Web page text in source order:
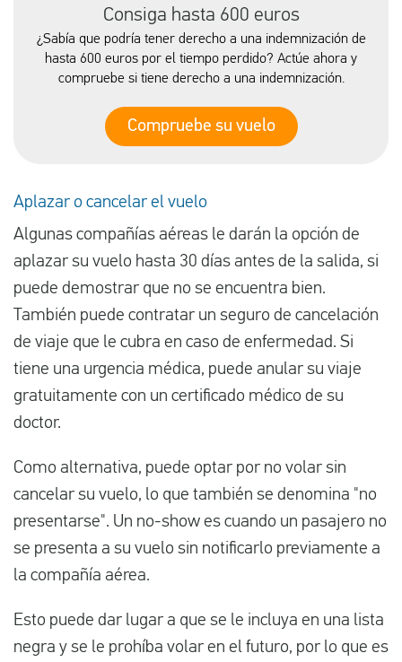
Consiga hasta 600 euros
¿Sabía que podría tener derecho a una indemnización de
hasta 600 euros por el tiempo perdido? Actúe ahora y
compruebe si tiene derecho a una indemnización.
Compruebe su vuelo
Aplazar o cancelar el vuelo
Algunas compañías aéreas le darán la opción de
aplazar su vuelo hasta 30 días antes de la salida, si
puede demostrar que no se encuentra bien.
También puede contratar un seguro de cancelación
de viaje que le cubra en caso de enfermedad. Si
tiene una urgencia médica, puede anular su viaje
gratuitamente con un certificado médico de su
doctor.
Como alternativa, puede optar por no volar sin
cancelar su vuelo, lo que también se denomina "no
presentarse". Un no-show es cuando un pasajero no
se presenta a su vuelo sin notificarlo previamente a
la compañía aérea.
Esto puede dar lugar a que se le incluya en una lista
negra y se le prohíba volar en el futuro, por lo que es